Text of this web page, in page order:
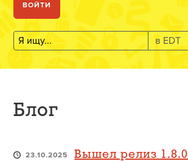
ВОЙТИ
Блог
23.10.2025
Вышел релиз 1.8.0